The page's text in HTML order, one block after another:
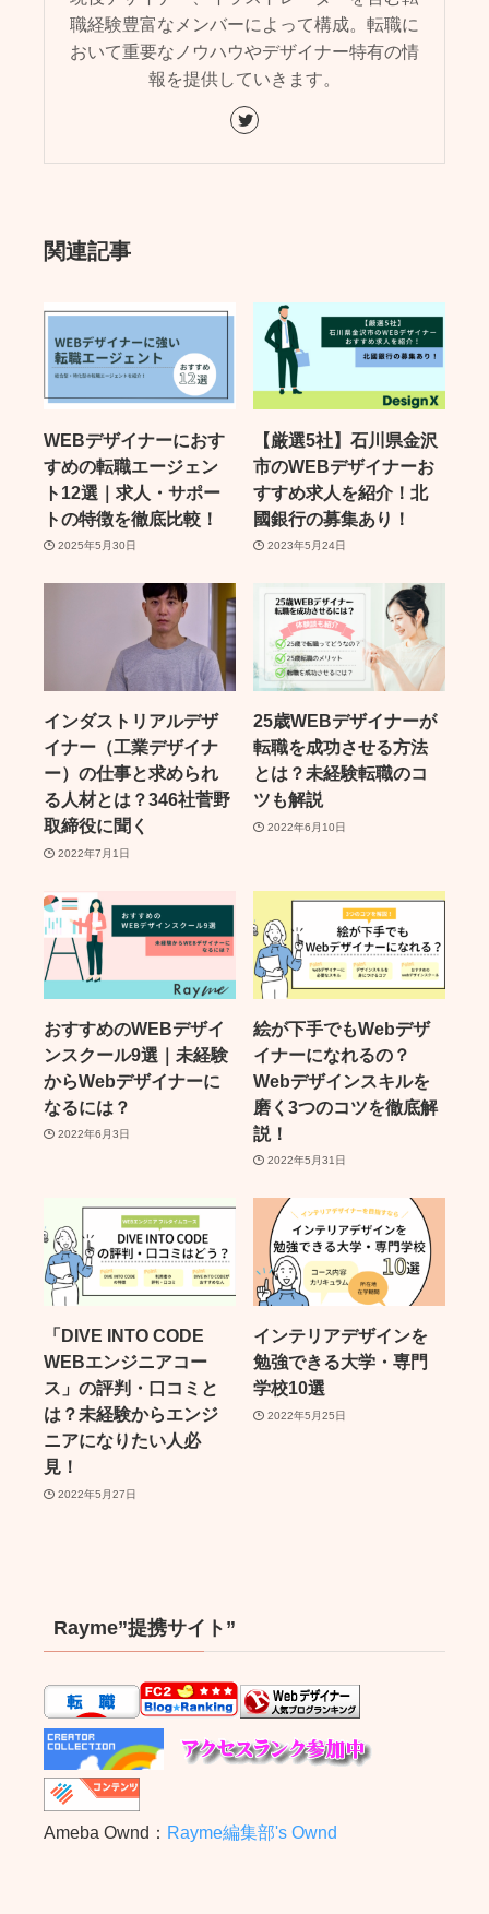
職経験豊富なメンバーによって構成。転職に
おいて重要なノウハウやデザイナー特有の情
報を提供していきます。
関連記事
WEBデザイナーにおす
すめの転職エージェン
ト12選｜求人・サポー
トの特徴を徹底比較！
2025年5月30日
【厳選5社】石川県金沢
市のWEBデザイナーお
すすめ求人を紹介！北
國銀行の募集あり！
2023年5月24日
インダストリアルデザ
イナー（工業デザイナ
ー）の仕事と求められ
る人材とは？346社菅野
取締役に聞く
2022年7月1日
25歳WEBデザイナーが
転職を成功させる方法
とは？未経験転職のコ
ツも解説
2022年6月10日
おすすめのWEBデザイ
ンスクール9選｜未経験
からWebデザイナーに
なるには？
2022年6月3日
絵が下手でもWebデザ
イナーになれるの？
Webデザインスキルを
磨く3つのコツを徹底解
説！
2022年5月31日
「DIVE INTO CODE
WEBエンジニアコー
ス」の評判・口コミと
は？未経験からエンジ
ニアになりたい人必
見！
2022年5月27日
インテリアデザインを
勉強できる大学・専門
学校10選
2022年5月25日
Rayme”提携サイト”
Ameba Ownd： Rayme編集部's Ownd